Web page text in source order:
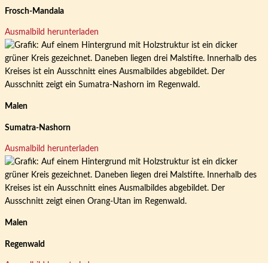
Frosch-Mandala
Ausmalbild herunterladen
Malen
Sumatra-Nashorn
Ausmalbild herunterladen
Malen
Regenwald